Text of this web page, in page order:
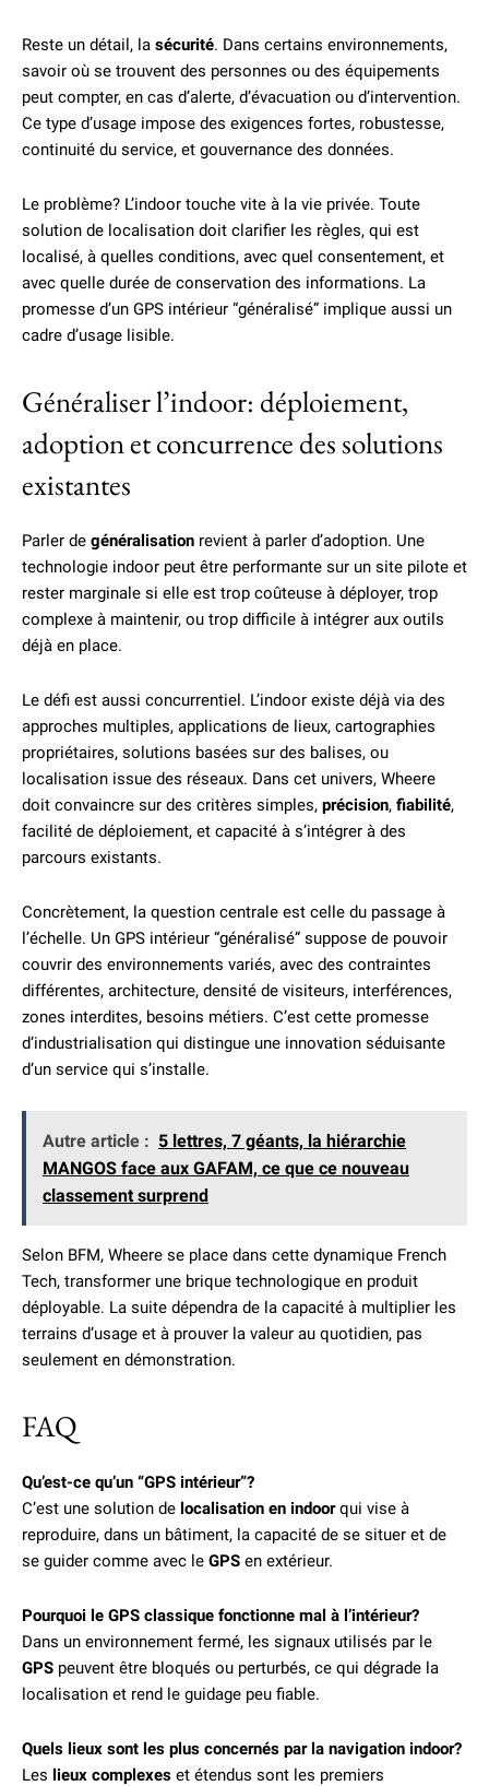
Reste un détail, la sécurité. Dans certains environnements,
savoir où se trouvent des personnes ou des équipements
peut compter, en cas d’alerte, d’évacuation ou d’intervention.
Ce type d’usage impose des exigences fortes, robustesse,
continuité du service, et gouvernance des données.
Le problème? L’indoor touche vite à la vie privée. Toute
solution de localisation doit clarifier les règles, qui est
localisé, à quelles conditions, avec quel consentement, et
avec quelle durée de conservation des informations. La
promesse d’un GPS intérieur “généralisé” implique aussi un
cadre d’usage lisible.
Généraliser l’indoor: déploiement,
adoption et concurrence des solutions
existantes
Parler de généralisation revient à parler d’adoption. Une
technologie indoor peut être performante sur un site pilote et
rester marginale si elle est trop coûteuse à déployer, trop
complexe à maintenir, ou trop difficile à intégrer aux outils
déjà en place.
Le défi est aussi concurrentiel. L’indoor existe déjà via des
approches multiples, applications de lieux, cartographies
propriétaires, solutions basées sur des balises, ou
localisation issue des réseaux. Dans cet univers, Wheere
doit convaincre sur des critères simples, précision, fiabilité,
facilité de déploiement, et capacité à s’intégrer à des
parcours existants.
Concrètement, la question centrale est celle du passage à
l’échelle. Un GPS intérieur “généralisé” suppose de pouvoir
couvrir des environnements variés, avec des contraintes
différentes, architecture, densité de visiteurs, interférences,
zones interdites, besoins métiers. C’est cette promesse
d’industrialisation qui distingue une innovation séduisante
d’un service qui s’installe.
Autre article : 5 lettres, 7 géants, la hiérarchie
MANGOS face aux GAFAM, ce que ce nouveau
classement surprend
Selon BFM, Wheere se place dans cette dynamique French
Tech, transformer une brique technologique en produit
déployable. La suite dépendra de la capacité à multiplier les
terrains d’usage et à prouver la valeur au quotidien, pas
seulement en démonstration.
FAQ
Qu’est-ce qu’un “GPS intérieur”?
C’est une solution de localisation en indoorqui vise à
reproduire, dans un bâtiment, la capacité de se situer et de
se guider comme avec le GPS en extérieur.
Pourquoi le GPS classique fonctionne mal à l’intérieur?
Dans un environnement fermé, les signaux utilisés par le
GPS peuvent être bloqués ou perturbés, ce qui dégrade la
localisation et rend le guidage peu fiable.
Quels lieux sont les plus concernés par la navigation indoor?
Les lieux complexes et étendus sont les premiers